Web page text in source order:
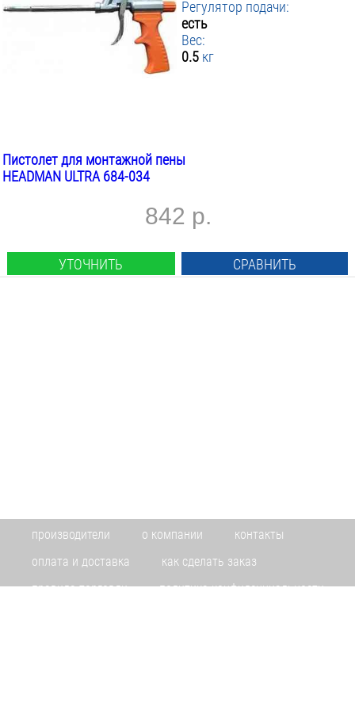
Регулятор подачи:
есть
Вес:
0.5 кг
Пистолет для монтажной пены
HEADMAN ULTRA 684-034
842 р.
УТОЧНИТЬ СРАВНИТЬ
производители о компании
контакты
оплата и доставка
как сделать заказ
правила торговли
политика конфиденциальности